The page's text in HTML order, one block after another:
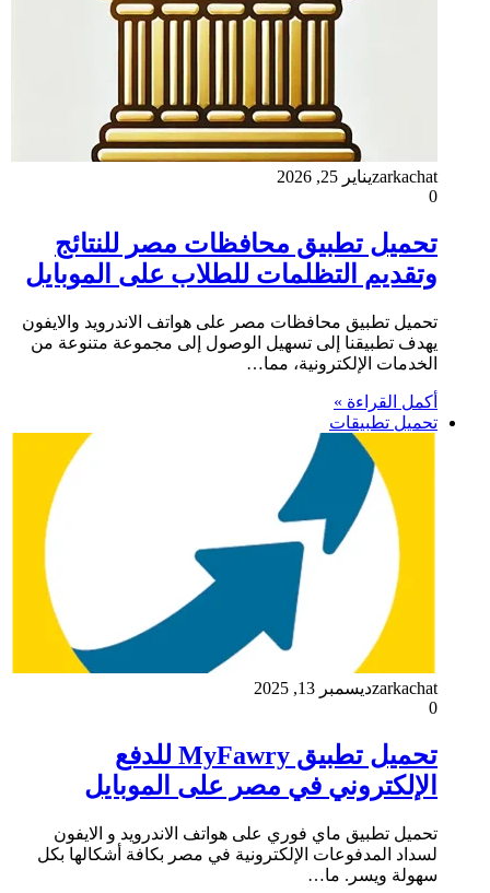
zarkachatيناير 25, 2026
0
تحميل تطبيق محافظات مصر للنتائج
وتقديم التظلمات للطلاب على الموبايل
تحميل تطبيق محافظات مصر على هواتف الاندرويد والايفون
يهدف تطبيقنا إلى تسهيل الوصول إلى مجموعة متنوعة من
الخدمات الإلكترونية، مما…
أكمل القراءة »
تحميل تطبيقات
zarkachatديسمبر 13, 2025
0
تحميل تطبيق MyFawry للدفع
الإلكتروني في مصر على الموبايل
تحميل تطبيق ماي فوري على هواتف الاندرويد و الايفون
لسداد المدفوعات الإلكترونية في مصر بكافة أشكالها بكل
سهولة ويسر. ما…